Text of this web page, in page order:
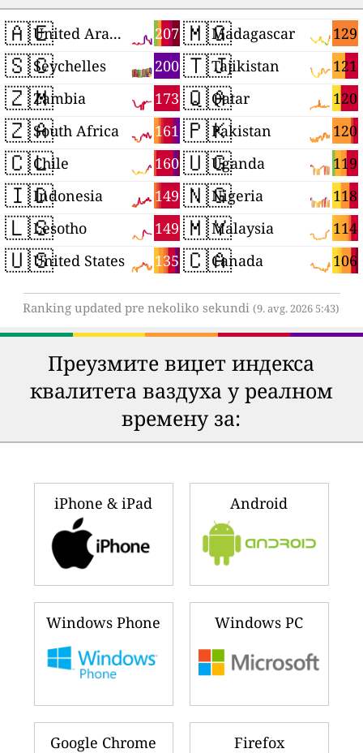
🇦🇪 207
United Arab Emirates
🇸🇨 200
Seychelles
🇿🇲 173
Zambia
🇿🇦 161
South Africa
🇨🇱 160
Chile
🇮🇩 149
Indonesia
🇱🇸 149
Lesotho
🇺🇸 135
United States
🇲🇬 129
Madagascar
🇹🇯 121
Tajikistan
🇶🇦 120
Qatar
🇵🇰 120
Pakistan
🇺🇬 119
Uganda
🇳🇬 118
Nigeria
🇲🇾 114
Malaysia
🇨🇦 106
Canada
Ranking updated pre nekoliko sekundi(9. avg. 2026 5:43)
Преузмите виџет индекса
квалитета ваздуха у реалном
времену за:
iPhone & iPad Android
Windows Phone Windows PC
Google Chrome Firefox